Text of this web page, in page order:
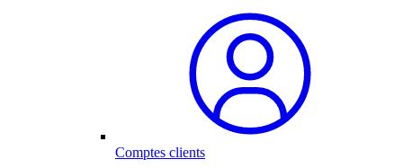
Comptes clients